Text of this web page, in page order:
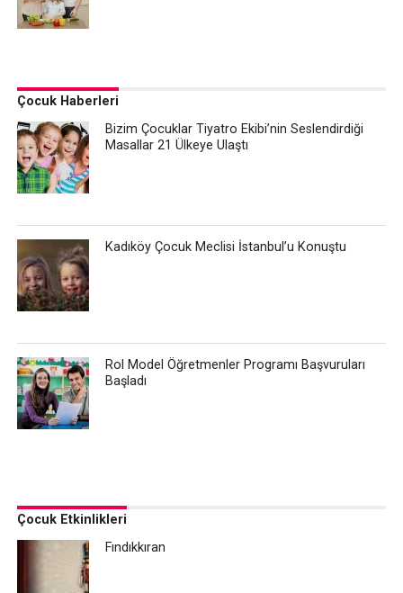
Çocuk Haberleri
Bizim Çocuklar Tiyatro Ekibi’nin Seslendirdiği
Masallar 21 Ülkeye Ulaştı
Kadıköy Çocuk Meclisi İstanbul’u Konuştu
Rol Model Öğretmenler Programı Başvuruları
Başladı
Çocuk Etkinlikleri
Fındıkkıran